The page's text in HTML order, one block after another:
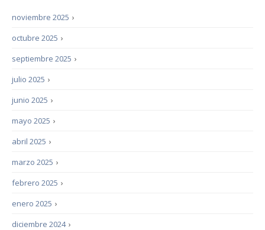
›
noviembre 2025
›
octubre 2025
›
septiembre 2025
›
julio 2025
›
junio 2025
›
mayo 2025
›
abril 2025
›
marzo 2025
›
febrero 2025
›
enero 2025
›
diciembre 2024